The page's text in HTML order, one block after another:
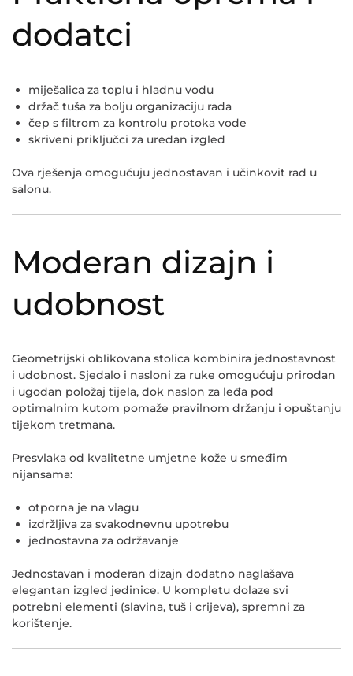
dodatci
miješalica za toplu i hladnu vodu
držač tuša za bolju organizaciju rada
čep s filtrom za kontrolu protoka vode
skriveni priključci za uredan izgled
Ova rješenja omogućuju jednostavan i učinkovit rad u
salonu.
Moderan dizajn i
udobnost
Geometrijski oblikovana stolica kombinira jednostavnost
i udobnost. Sjedalo i nasloni za ruke omogućuju prirodan
i ugodan položaj tijela, dok naslon za leđa pod
optimalnim kutom pomaže pravilnom držanju i opuštanju
tijekom tretmana.
Presvlaka od kvalitetne umjetne kože u smeđim
nijansama:
otporna je na vlagu
izdržljiva za svakodnevnu upotrebu
jednostavna za održavanje
Jednostavan i moderan dizajn dodatno naglašava
elegantan izgled jedinice. U kompletu dolaze svi
potrebni elementi (slavina, tuš i crijeva), spremni za
korištenje.